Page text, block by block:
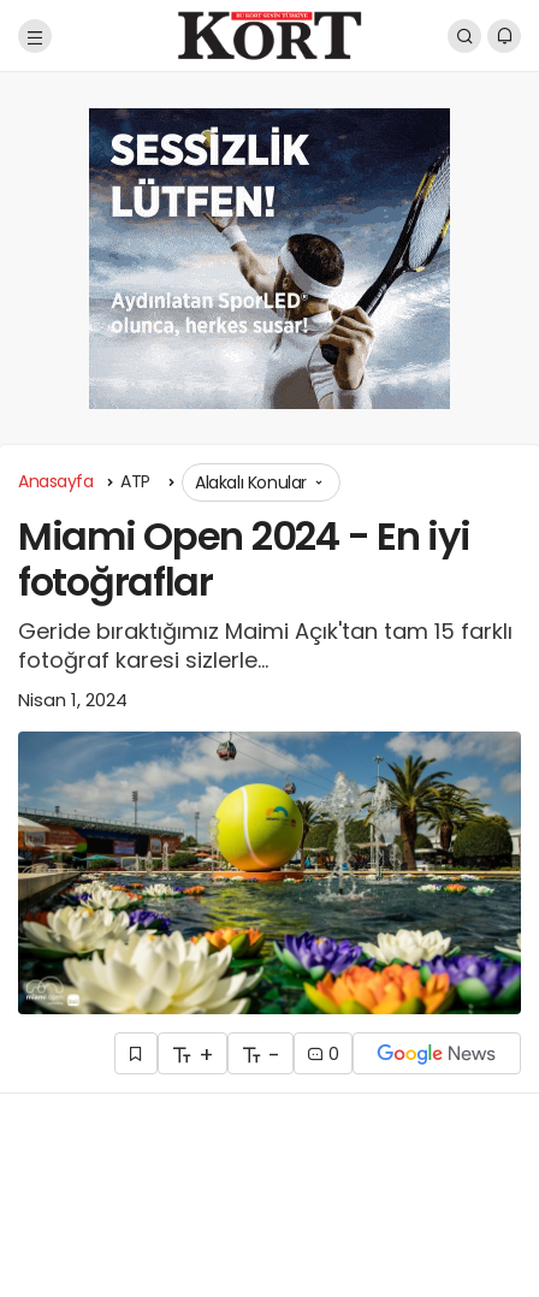
Anasayfa ATP Alakalı Konular
Miami Open 2024 - En iyi
fotoğraflar
Geride bıraktığımız Maimi Açık'tan tam 15 farklı
fotoğraf karesi sizlerle...
Nisan 1, 2024
+ - 0